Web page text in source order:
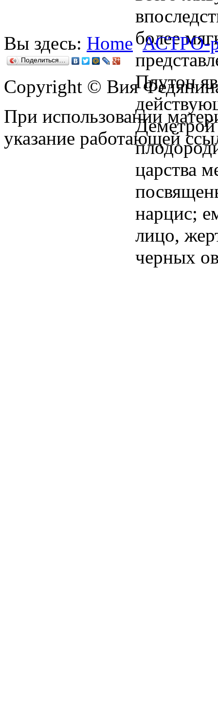
Вы здесь: Home АСТРО-
Поделиться…
Copyright © Вия
При использовании
указание работающей